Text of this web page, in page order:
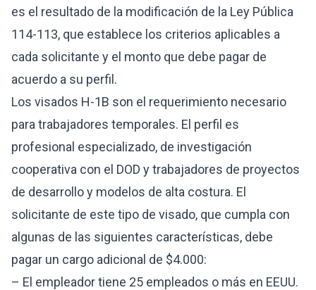
es el resultado de la modificación de la Ley Pública
114-113, que establece los criterios aplicables a
cada solicitante y el monto que debe pagar de
acuerdo a su perfil.
Los visados H-1B son el requerimiento necesario
para trabajadores temporales. El perfil es
profesional especializado, de investigación
cooperativa con el DOD y trabajadores de proyectos
de desarrollo y modelos de alta costura. El
solicitante de este tipo de visado, que cumpla con
algunas de las siguientes características, debe
pagar un cargo adicional de $4.000:
– El empleador tiene 25 empleados o más en EEUU.